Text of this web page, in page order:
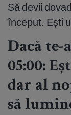
Să devii
început. Ești
Dacă te-
05:00:
dar al
să